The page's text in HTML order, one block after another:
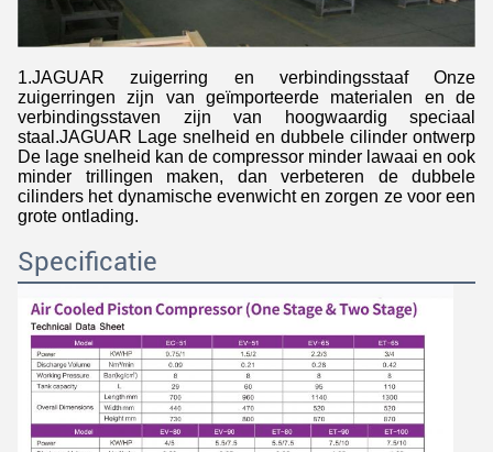
1.JAGUAR zuigerring en verbindingsstaaf Onze
zuigerringen zijn van geïmporteerde materialen en de
verbindingsstaven zijn van hoogwaardig speciaal
staal.JAGUAR Lage snelheid en dubbele cilinder ontwerp
De lage snelheid kan de compressor minder lawaai en ook
minder trillingen maken, dan verbeteren de dubbele
cilinders het dynamische evenwicht en zorgen ze voor een
grote ontlading.
Specificatie